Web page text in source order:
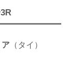
ア （タイ）